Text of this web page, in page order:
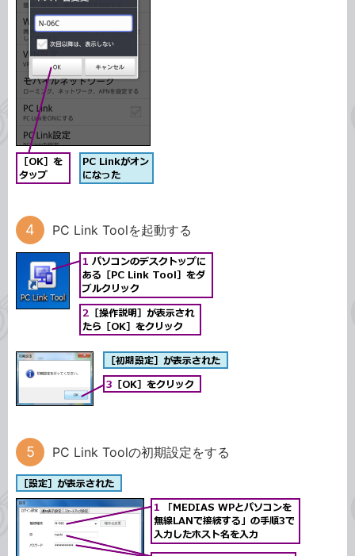
PC Link Toolを起動する
PC Link Toolの初期設定をする